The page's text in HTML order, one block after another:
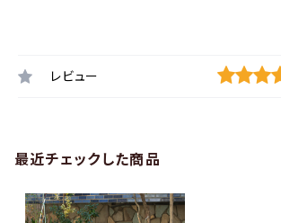
レビュー
最近チェックした商品